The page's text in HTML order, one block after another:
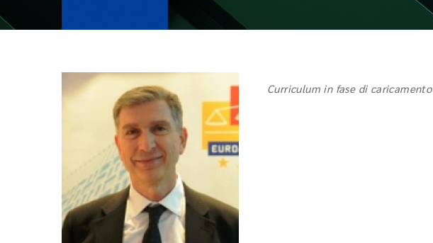
Curriculum in fase di caricamento